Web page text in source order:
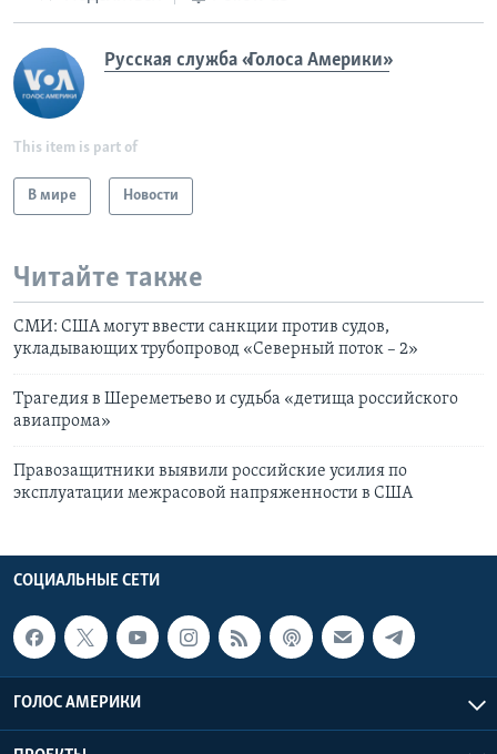
Русская служба «Голоса Америки»
This item is part of
В мире Новости
Читайте также
СМИ: США могут ввести санкции против судов,
укладывающих трубопровод «Северный поток – 2»
Трагедия в Шереметьево и судьба «детища российского
авиапрома»
Правозащитники выявили российские усилия по
эксплуатации межрасовой напряженности в США
СОЦИАЛЬНЫЕ СЕТИ
ГОЛОС АМЕРИКИ